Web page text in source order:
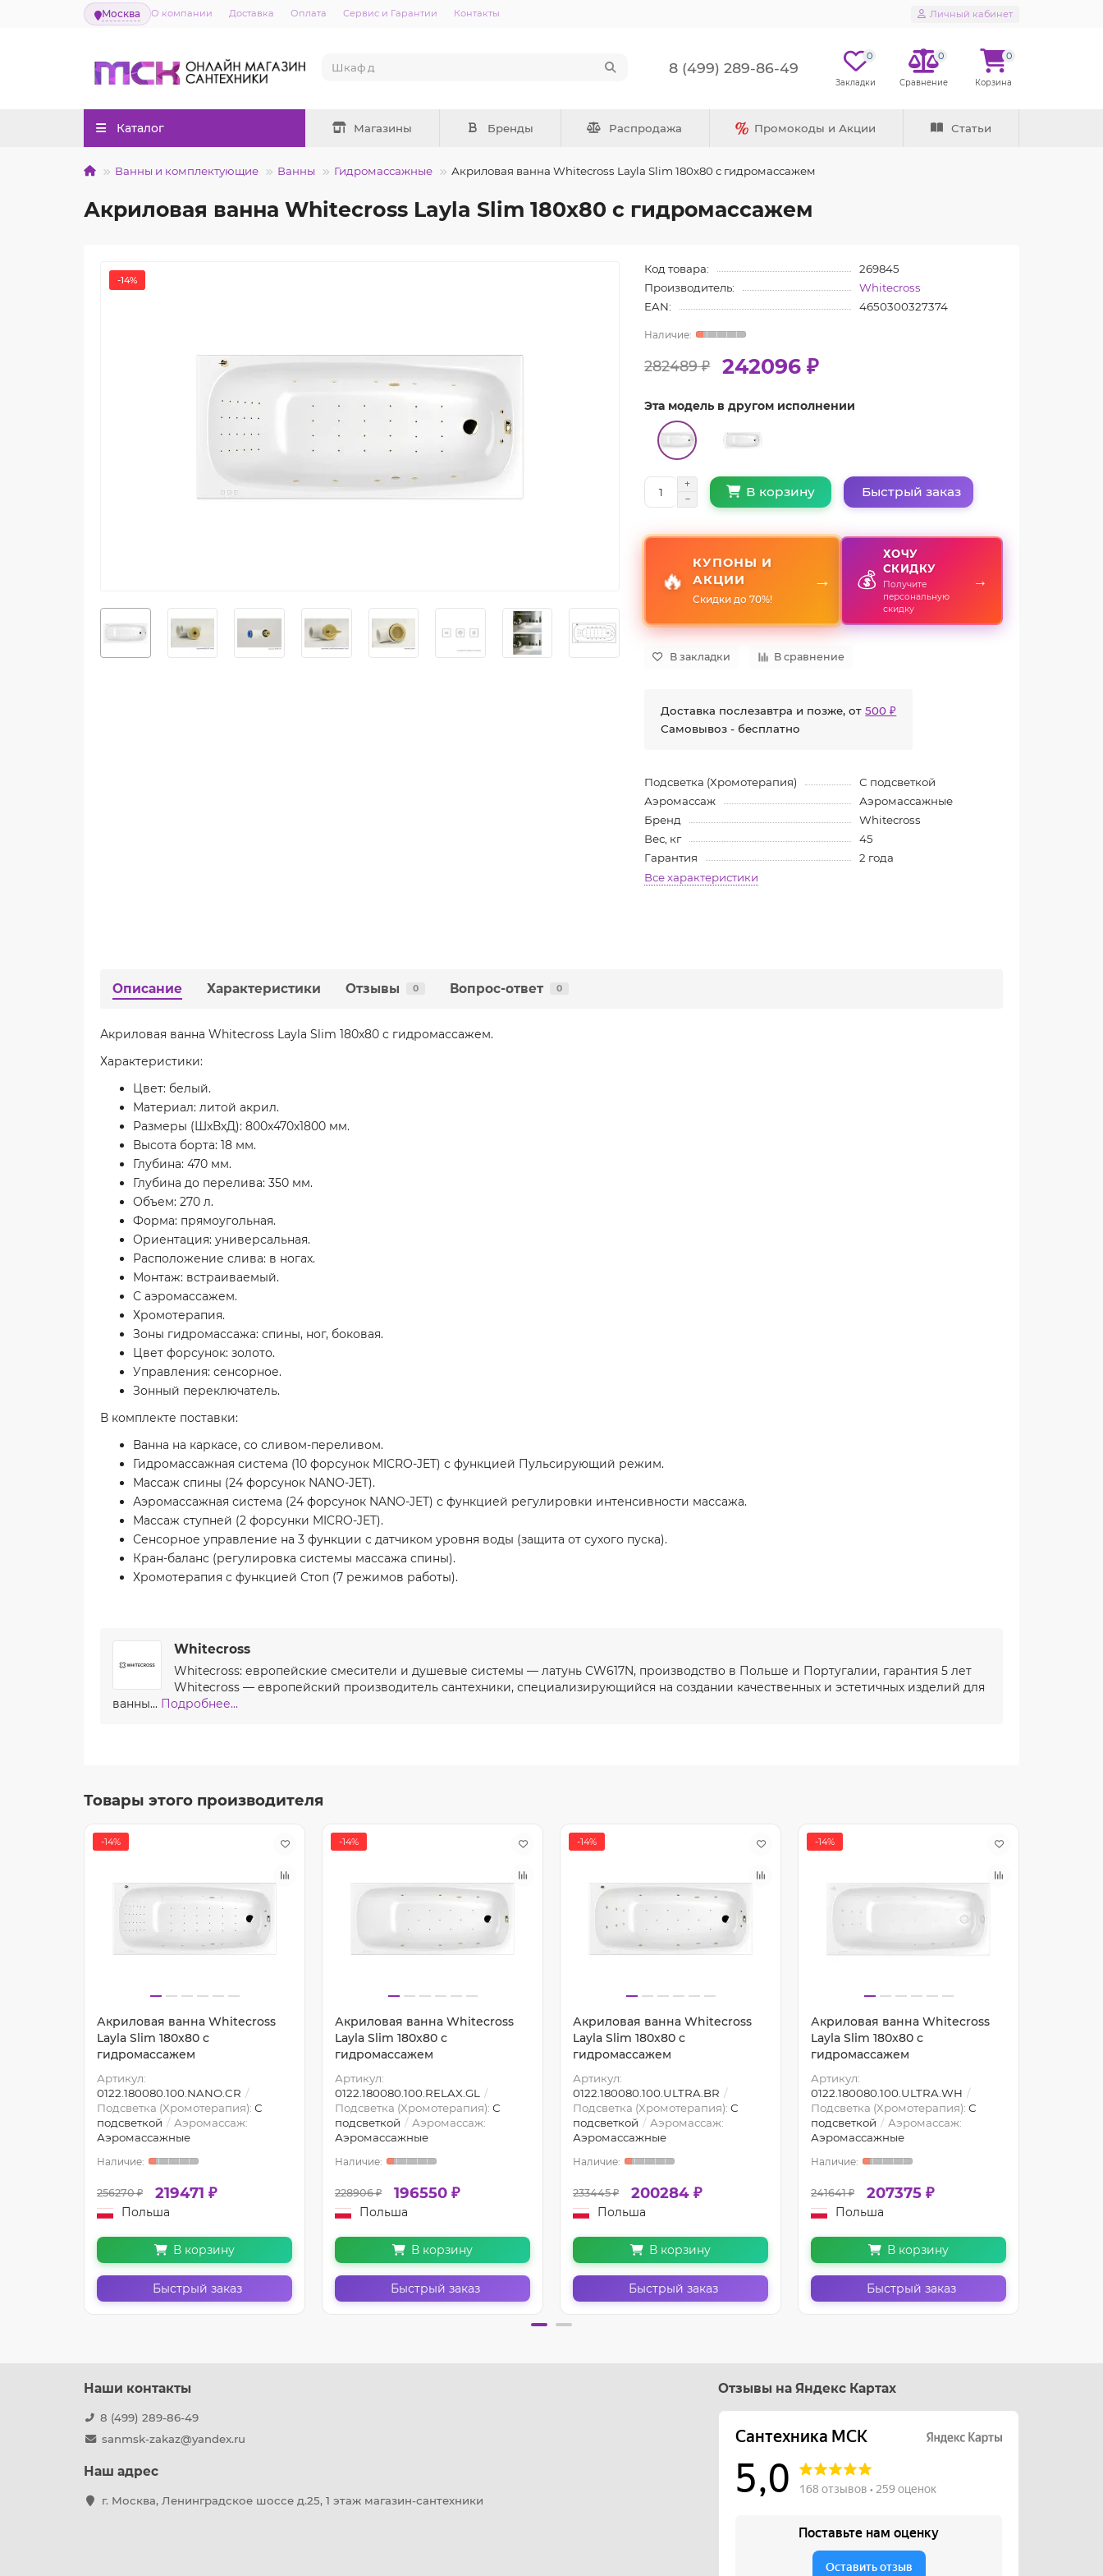
Москва О компании Доставка Оплата Сервис и Гарантии Контакты Личный кабинет
8 (499) 289-86-49
0 0 0
Каталог Магазины Бренды Распродажа Промокоды и Акции Статьи
Ванны и комплектующие Ванны Гидромассажные Акриловая ванна Whitecross Layla Slim 180x80 с гидромассажем
Акриловая ванна Whitecross Layla Slim 180x80 с гидромассажем
-14%
Код товара:
269845
Производитель:
Whitecross
EAN:
4650300327374
282489 ₽ 242096 ₽
Эта модель в другом исполнении
В корзину Быстрый заказ
🔥
КУПОНЫ И
АКЦИИ
Скидки до 70%!
→ 💰
ХОЧУ
СКИДКУ
Получите
персональную
скидку
→
В закладки В сравнение
Доставка послезавтра и позже, от500 ₽
Самовывоз - бесплатно
Подсветка (Хромотерапия)
С подсветкой
Аэромассаж
Аэромассажные
Бренд
Whitecross
Вес, кг
45
Гарантия
2 года
Все характеристики
Описание Характеристики Отзывы 0 Вопрос-ответ 0
Акриловая ванна Whitecross Layla Slim 180x80 с гидромассажем.
Характеристики:
Цвет: белый.
Материал: литой акрил.
Размеры (ШхВхД): 800х470х1800 мм.
Высота борта: 18 мм.
Глубина: 470 мм.
Глубина до перелива: 350 мм.
Объем: 270 л.
Форма: прямоугольная.
Ориентация: универсальная.
Расположение слива: в ногах.
Монтаж: встраиваемый.
С аэромассажем.
Хромотерапия.
Зоны гидромассажа: спины, ног, боковая.
Цвет форсунок: золото.
Управления: сенсорное.
Зонный переключатель.
В комплекте поставки:
Ванна на каркасе, со сливом-переливом.
Гидромассажная система (10 форсунок MICRO-JET) с функцией Пульсирующий режим.
Массаж спины (24 форсунок NANO-JET).
Аэромассажная система (24 форсунок NANO-JET) с функцией регулировки интенсивности массажа.
Массаж ступней (2 форсунки MICRO-JET).
Сенсорное управление на 3 функции с датчиком уровня воды (защита от сухого пуска).
Кран-баланс (регулировка системы массажа спины).
Хромотерапия с функцией Стоп (7 режимов работы).
Whitecross
Whitecross: европейские смесители и душевые системы — латунь CW617N, производство в Польше и Португалии, гарантия 5 лет
Whitecross — европейский производитель сантехники, специализирующийся на создании качественных и эстетичных изделий для
ванны... Подробнее...
Товары этого производителя
-14%
Акриловая ванна Whitecross
Layla Slim 180x80 с
гидромассажем
Артикул:
0122.180080.100.NANO.CR
Подсветка (Хромотерапия): С
подсветкой
Аэромассаж:
Аэромассажные
256270 ₽ 219471 ₽
Польша
В корзину
Быстрый заказ
-14%
Акриловая ванна Whitecross
Layla Slim 180x80 с
гидромассажем
Артикул:
0122.180080.100.RELAX.GL
Подсветка (Хромотерапия): С
подсветкой
Аэромассаж:
Аэромассажные
228906 ₽ 196550 ₽
Польша
В корзину
Быстрый заказ
-14%
Акриловая ванна Whitecross
Layla Slim 180x80 с
гидромассажем
Артикул:
0122.180080.100.ULTRA.BR
Подсветка (Хромотерапия): С
подсветкой
Аэромассаж:
Аэромассажные
233445 ₽ 200284 ₽
Польша
В корзину
Быстрый заказ
-14%
Акриловая ванна Whitecross
Layla Slim 180x80 с
гидромассажем
Артикул:
0122.180080.100.ULTRA.WH
Подсветка (Хромотерапия): С
подсветкой
Аэромассаж:
Аэромассажные
241641 ₽ 207375 ₽
Польша
В корзину
Быстрый заказ
Наши контакты
8 (499) 289-86-49
sanmsk-zakaz@yandex.ru
Наш адрес
г. Москва, Ленинградское шоссе д.25, 1 этаж магазин-сантехники
Отзывы на Яндекс Картах